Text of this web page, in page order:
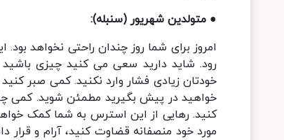
● متولدین شهریور (سنبله):
امروز برای شما روز چندان راحتی نخواهد
رود. شاید دارید سعی می کنید چیزی
خودتان زیادی فشار وارد نکنید. کمی صبر
خواهید در پیش بگیرید مطمئن شوید. کمی
کنید. رهایی از این استرس به شما کمک خواهد
مورد خود منصفانه قضاوت کنید، آرام و قرار